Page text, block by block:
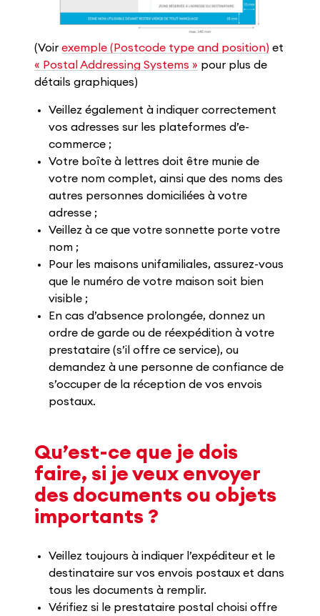
(Voir exemple (Postcode type and position) et
« Postal Addressing Systems » pour plus de
détails graphiques)
Veillez également à indiquer correctement
vos adresses sur les plateformes d’e-
commerce ;
Votre boîte à lettres doit être munie de
votre nom complet, ainsi que des noms des
autres personnes domiciliées à votre
adresse ;
Veillez à ce que votre sonnette porte votre
nom ;
Pour les maisons unifamiliales, assurez-vous
que le numéro de votre maison soit bien
visible ;
En cas d’absence prolongée, donnez un
ordre de garde ou de réexpédition à votre
prestataire (s’il offre ce service), ou
demandez à une personne de confiance de
s’occuper de la réception de vos envois
postaux.
Qu’est-ce que je dois
faire, si je veux envoyer
des documents ou objets
importants ?
Veillez toujours à indiquer l’expéditeur et le
destinataire sur vos envois postaux et dans
tous les documents à remplir.
Vérifiez si le prestataire postal choisi offre